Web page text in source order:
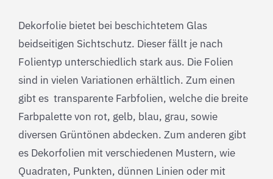
Dekorfolie bietet bei beschichtetem Glas
beidseitigen Sichtschutz. Dieser fällt je nach
Folientyp unterschiedlich stark aus. Die Folien
sind in vielen Variationen erhältlich. Zum einen
gibt es transparente Farbfolien, welche die breite
Farbpalette von rot, gelb, blau, grau, sowie
diversen Grüntönen abdecken. Zum anderen gibt
es Dekorfolien mit verschiedenen Mustern, wie
Quadraten, Punkten, dünnen Linien oder mit